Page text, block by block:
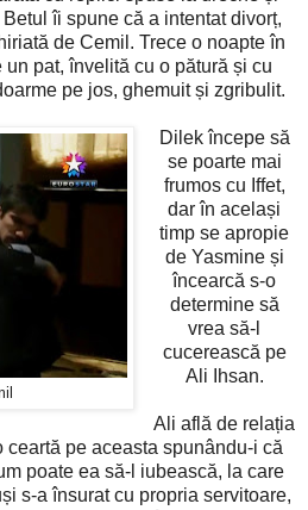
îi spune că a intentat divorț,
de Cemil. Trece o noapte în
pat, învelită cu o pătură și cu
pe jos, ghemuit și zgribulit.
Dilek începe să
se poarte mai
frumos cu Iffet,
dar în același
timp se apropie
de Yasmine și
încearcă s-o
determine să
vrea să-l
cucerească pe
Ali Ihsan.
Ali află de relația
ceartă pe aceasta spunându-i că
poate ea să-l iubească, la care
s-a însurat cu propria servitoare,